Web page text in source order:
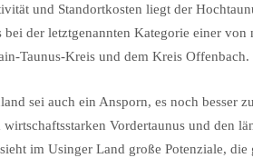
und Standortkosten liegt der
der letztgenannten Kategorie einer von
Taunus-Kreis und dem Kreis Offenbach.
sei auch ein Ansporn, es noch besser
Vordertaunus und den
im Usinger Land große Potenziale, die